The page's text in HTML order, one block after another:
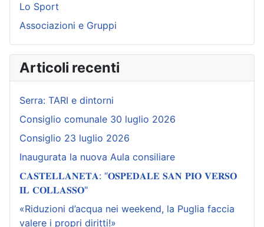
Lo Sport
Associazioni e Gruppi
Articoli recenti
Serra: TARI e dintorni
Consiglio comunale 30 luglio 2026
Consiglio 23 luglio 2026
Inaugurata la nuova Aula consiliare
𝐂𝐀𝐒𝐓𝐄𝐋𝐋𝐀𝐍𝐄𝐓𝐀: “𝐎𝐒𝐏𝐄𝐃𝐀𝐋𝐄 𝐒𝐀𝐍 𝐏𝐈𝐎 𝐕𝐄𝐑𝐒𝐎
𝐈𝐋 𝐂𝐎𝐋𝐋𝐀𝐒𝐒𝐎"
«Riduzioni d’acqua nei weekend, la Puglia faccia
valere i propri diritti!»